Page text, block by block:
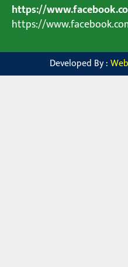
https://
https://
Developed By :